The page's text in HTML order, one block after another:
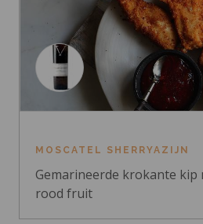
MOSCATEL SHERRYAZIJN
Gemarineerde krokante kip
rood fruit